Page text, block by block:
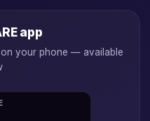
app
your phone — available